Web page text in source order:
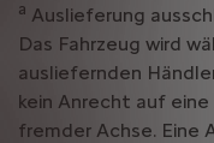
a Auslieferung
Das Fahrzeug wird
ausliefernden
kein Anrecht auf
fremder Achse. Eine